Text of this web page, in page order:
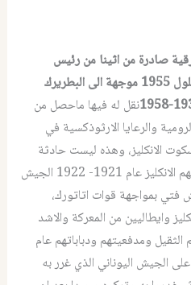
صادرة من اثينا من رئيس
الاساقفة اسبريدون بتاريخ 14 ايلول 1955 موجهة الى البطريرك
نقل له فيها ماحصل من
والرعايا الارثوذكسية في
الانكليز، وهذه ليست حادثة
فريدة اذ سبق ان ترك الحلفاء ومنهم الانكليز عام 1921- 1922 الجيش
فتي بمواجهة قوات اتاتورك،
وايطاليين من المعركة والاشد
الثقيل ومدفعيتهم ودباباتهم عام
على الجيش اليوناني الذي غرر به